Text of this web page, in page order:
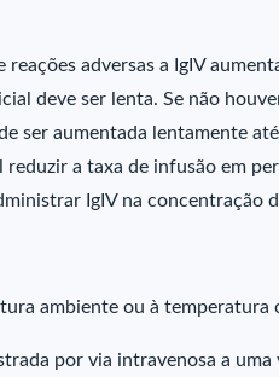
adversas a IgIV
deve ser lenta. Se não
ser aumentada lentamente
reduzir a taxa de infusão em
IgIV na concentração
ambiente ou à temperatura
por via intravenosa a